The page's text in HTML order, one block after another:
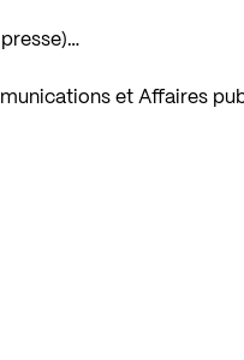
et Affaires